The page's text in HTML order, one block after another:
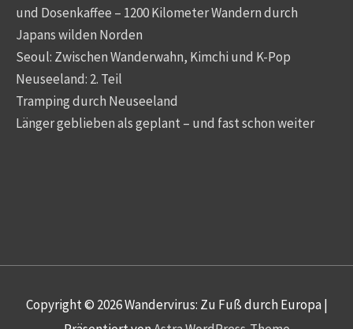
und Dosenkaffee – 1200 Kilometer Wandern durch
Japans wilden Norden
Seoul: Zwischen Wanderwahn, Kimchi und K-Pop
Neuseeland: 2. Teil
Tramping durch Neuseeland
Länger geblieben als geplant – und fast schon weiter
Copyright © 2026Wandervirus: Zu Fuß durch Europa|